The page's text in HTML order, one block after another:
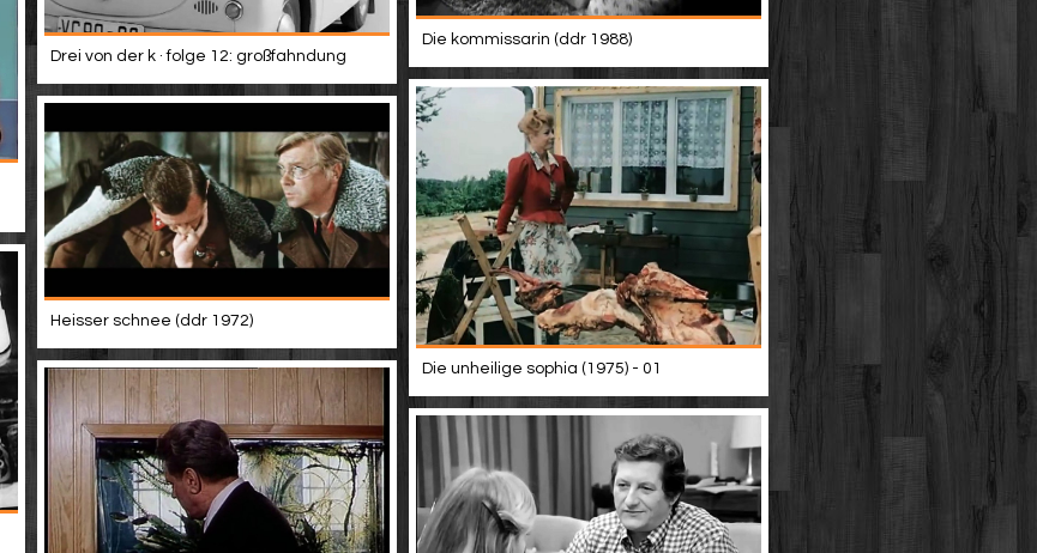
Drei von der k · folge 12: großfahndung
Die kommissarin (ddr 1988)
Die unheilige sophia (1975) - 01
Heisser schnee (ddr 1972)